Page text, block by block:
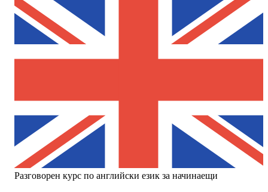
Разговорен курс по английски език за начинаещи